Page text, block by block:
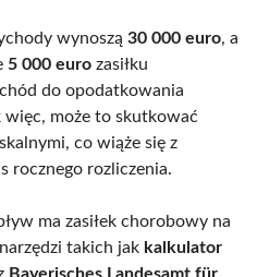
wynoszą 30 000 euro, a
5 000 euro zasiłku
do opodatkowania
więc, może to skutkować
co wiąże się z
rocznego rozliczenia.
ma zasiłek chorobowy na
takich jak kalkulator